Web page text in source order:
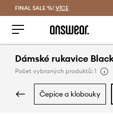
FINAL SALE %! VÍCE
Dámské rukavice
Počet vybraných produktů: 1
čepice a klobouky